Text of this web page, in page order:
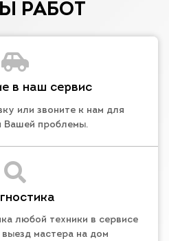
РАБОТ
в наш сервис
или звоните к нам для
Вашей проблемы.
любой техники в сервисе
мастера на дом